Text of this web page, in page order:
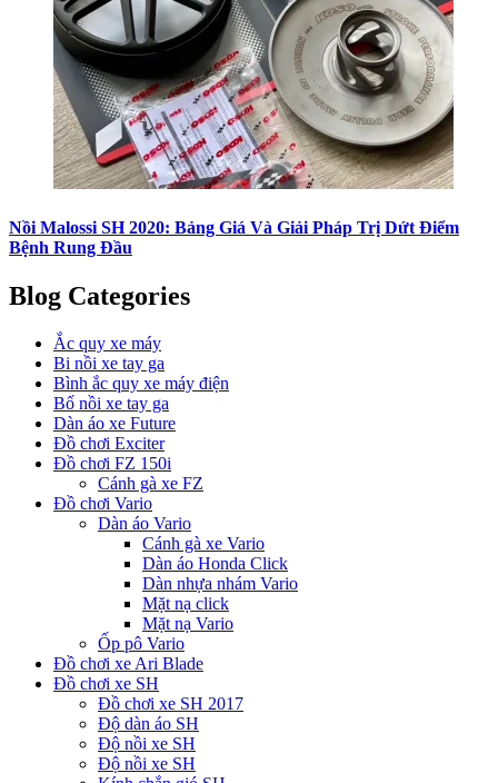
Nồi Malossi SH 2020: Bảng Giá Và Giải Pháp Trị Dứt Điểm
Bệnh Rung Đầu
Blog Categories
Ắc quy xe máy
Bi nồi xe tay ga
Bình ắc quy xe máy điện
Bố nồi xe tay ga
Dàn áo xe Future
Đồ chơi Exciter
Đồ chơi FZ 150i
Cánh gà xe FZ
Đồ chơi Vario
Dàn áo Vario
Cánh gà xe Vario
Dàn áo Honda Click
Dàn nhựa nhám Vario
Mặt nạ click
Mặt nạ Vario
Ốp pô Vario
Đồ chơi xe Ari Blade
Đồ chơi xe SH
Đồ chơi xe SH 2017
Độ dàn áo SH
Độ nồi xe SH
Độ nồi xe SH